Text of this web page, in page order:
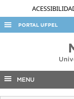
PORTAL UFPEL
MENU